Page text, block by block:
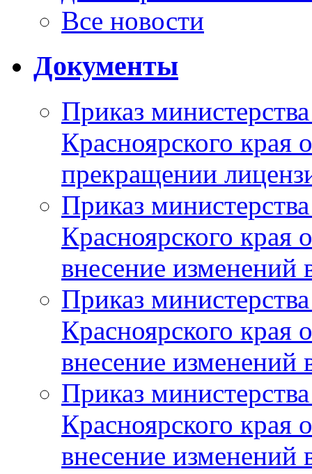
Все новости
Документы
Приказ
Красноярского
прекращении
Приказ
Красноярского
внесение изменений
Приказ
Красноярского
внесение изменений
Приказ
Красноярского
внесение изменений